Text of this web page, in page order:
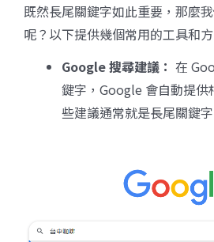
既然長尾關鍵字如此重要，那麼
呢？以下提供幾個常用的工具和方
Google搜尋建議： 在
鍵字，Google 會自動提供
些建議通常就是長尾關鍵字